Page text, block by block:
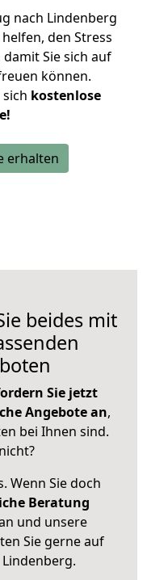
nach Lindenberg
den Stress
Sie sich auf
können.
kostenlose
erhalten
beides mit
Sie jetzt
Angebote an,
bei Ihnen sind.
Wenn Sie doch
Beratung
und unsere
Sie gerne auf